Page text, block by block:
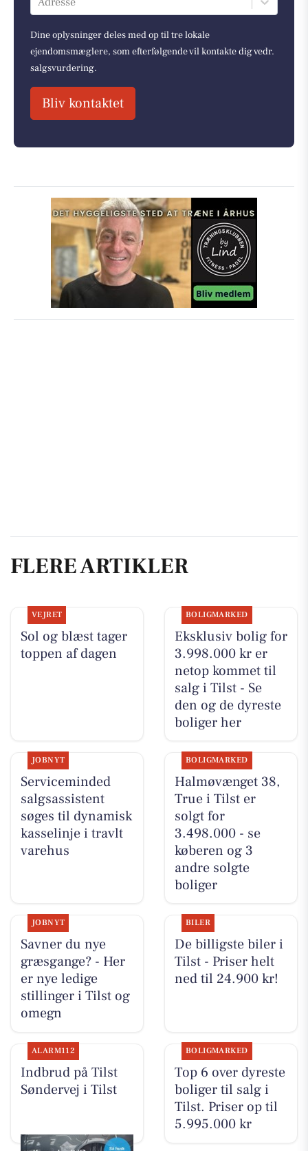
Dine oplysninger deles med op til tre lokale
ejendomsmæglere, som efterfølgende vil kontakte dig vedr.
salgsvurdering.
Bliv kontaktet
FLERE ARTIKLER
VEJRET
Sol og blæst tager
toppen af dagen
BOLIGMARKED
Eksklusiv bolig for
3.998.000 kr er
netop kommet til
salg i Tilst - Se
den og de dyreste
boliger her
JOBNYT
Serviceminded
salgsassistent
søges til dynamisk
kasselinje i travlt
varehus
BOLIGMARKED
Halmøvænget 38,
True i Tilst er
solgt for
3.498.000 - se
køberen og 3
andre solgte
boliger
JOBNYT
Savner du nye
græsgange? - Her
er nye ledige
stillinger i Tilst og
omegn
BILER
De billigste biler i
Tilst - Priser helt
ned til 24.900 kr!
ALARM112
Indbrud på Tilst
Søndervej i Tilst
BOLIGMARKED
Top 6 over dyreste
boliger til salg i
Tilst. Priser op til
5.995.000 kr